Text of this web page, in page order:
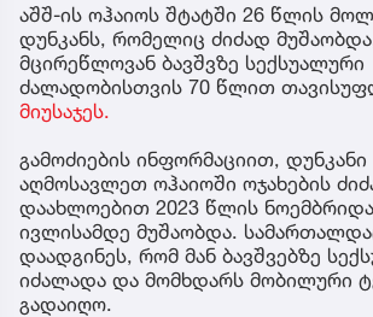
აშშ-ის ოჰაიოს შტატში 26 წლის
დუნკანს, რომელიც ძიძად
მცირეწლოვან ბავშვზე სექსუალური
ძალადობისთვის 70 წლით
მიუსაჯეს.
გამოძიების ინფორმაციით,
აღმოსავლეთ ოჰაიოში ოჯახების
დაახლოებით 2023 წლის
ივლისამდე მუშაობდა.
დაადგინეს, რომ მან ბავშვებზე
იძალადა და მომხდარს მობილური
გადაიღო.